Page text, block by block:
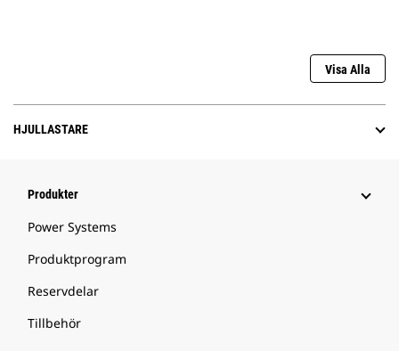
Visa Alla
HJULLASTARE
Produkter
Power Systems
Produktprogram
Reservdelar
Tillbehör